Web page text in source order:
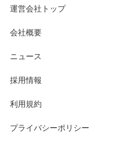
運営会社トップ
会社概要
ニュース
採用情報
利用規約
プライバシーポリシー